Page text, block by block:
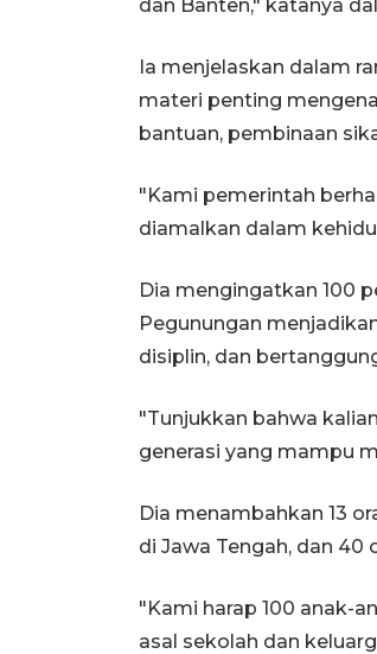
dan Banten," katanya
Ia menjelaskan dalam
materi penting
bantuan, pembinaan
"Kami pemerintah
diamalkan dalam
Dia mengingatkan 100
Pegunungan
disiplin, dan
"Tunjukkan bahwa
generasi yang mampu
Dia menambahkan 13
di Jawa Tengah, dan 40
"Kami harap 100 anak-
asal sekolah dan